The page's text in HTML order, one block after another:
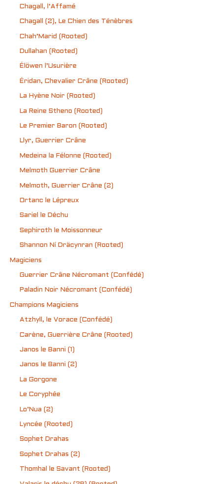
Chagall, l’Affamé
Chagall (2), Le Chien des Ténèbres
Chah’Marid (Rooted)
Dullahan (Rooted)
Élöwen l’Usurière
Éridan, Chevalier Crâne (Rooted)
La Hyène Noir (Rooted)
La Reine Stheno (Rooted)
Le Premier Baron (Rooted)
Llyr, Guerrier Crâne
Medeina la Félonne (Rooted)
Melmoth Guerrier Crâne
Melmoth, Guerrier Crâne (2)
Ortanc le Lépreux
Sariel le Déchu
Sephiroth le Moissonneur
Shannon Ní Dräcynran (Rooted)
Magiciens
Guerrier Crâne Nécromant (Confédé)
Paladin Noir Nécromant (Confédé)
Champions Magiciens
Atzhyll, le Vorace (Confédé)
Carène, Guerrière Crâne (Rooted)
Janos le Banni (1)
Janos le Banni (2)
La Gorgone
Le Coryphée
Lo’Nua (2)
Lyncée (Rooted)
Sophet Drahas
Sophet Drahas (2)
Thomhal le Savant (Rooted)